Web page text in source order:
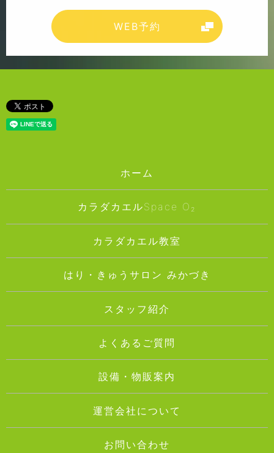
WEB予約
ホーム
カラダカエルSpace O₂
カラダカエル教室
はり・きゅうサロン みかづき
スタッフ紹介
よくあるご質問
設備・物販案内
運営会社について
お問い合わせ